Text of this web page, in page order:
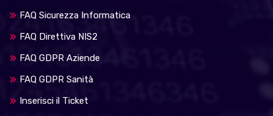
FAQ Sicurezza Informatica
FAQ Direttiva NIS2
FAQ GDPR Aziende
FAQ GDPR Sanità
Inserisci il Ticket